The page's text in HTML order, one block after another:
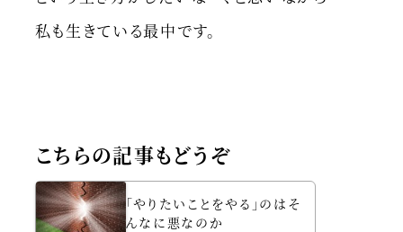
私も生きている最中です。
こちらの記事もどうぞ
「やりたいことをやる」のはそ
んなに悪なのか